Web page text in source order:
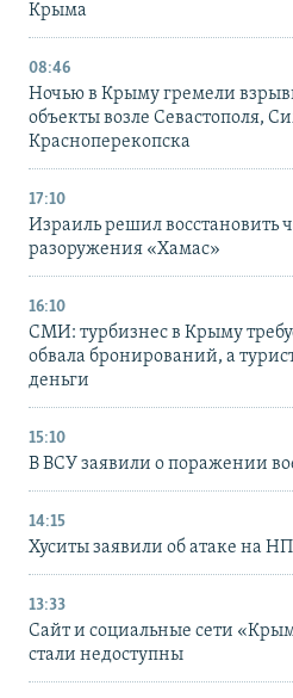
Крыма
08:46
Ночью в Крыму гремели
объекты возле Севастополя,
Красноперекопска
17:10
Израиль решил восстановить
разоружения «Хамас»
16:10
СМИ: турбизнес в Крыму
обвала бронирований, а
деньги
15:10
В ВСУ заявили о поражении
14:15
Хуситы заявили об атаке на
13:33
Сайт и социальные сети
стали недоступны